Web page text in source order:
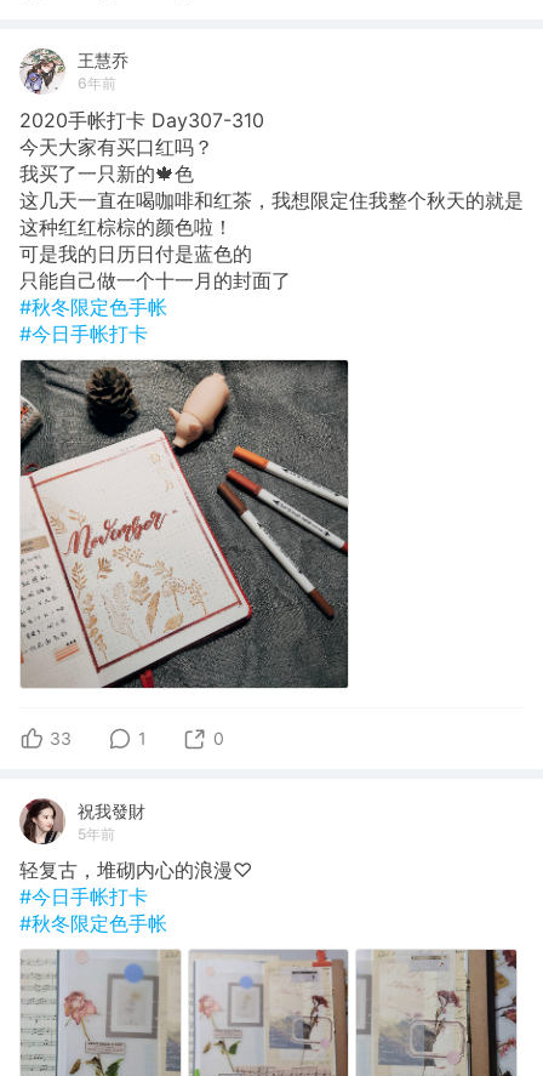
王慧乔
6年前
2020手帐打卡 Day307-310
今天大家有买口红吗？
我买了一只新的🍁色
这几天一直在喝咖啡和红茶，我想限定住我整个秋天的就是
这种红红棕棕的颜色啦！
可是我的日历日付是蓝色的
只能自己做一个十一月的封面了
#秋冬限定色手帐
#今日手帐打卡
33 1 0
祝我發財
5年前
轻复古，堆砌内心的浪漫♡
#今日手帐打卡
#秋冬限定色手帐